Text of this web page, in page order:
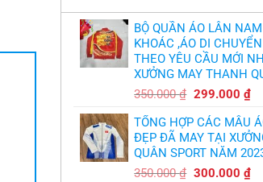
trích
cầu
thủ,
thừa
nhận
thật
chát
bầy
quỷ
nhỏ
và
in
áo
bóng
chuyền
theo
yêu
cầu
,thiết
free
BỘ QUẦN ÁO LÂN
KHOÁC ,ÁO DI
THEO YÊU CẦU MỚI
XƯỞNG MAY THANH
350.000₫ Giá
là:
350.000 ₫.
299.000 ₫Giá
tại
là:
TỔNG HỢP CÁC MẪU
ĐẸP ĐÃ MAY TẠI
QUÂN SPORT NĂM
350.000₫ Giá
300.000 ₫Giá